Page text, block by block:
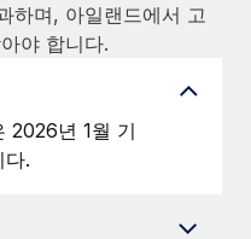
원
하며, 아일랜드에서 고
야 합니다.
2026년 1월 기
다.